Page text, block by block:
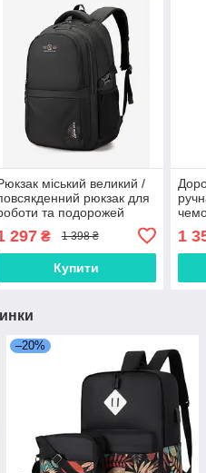
міський великий /
рюкзак для
та подорожей
297₴ 1 398 ₴
Купити
1
–20%